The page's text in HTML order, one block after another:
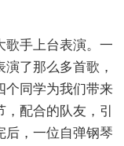
歌手上台表演。一
了那么多首歌，
同学为我们带来
配合的队友，引
后，一位自弹钢琴